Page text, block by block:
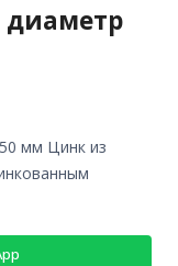
диаметр